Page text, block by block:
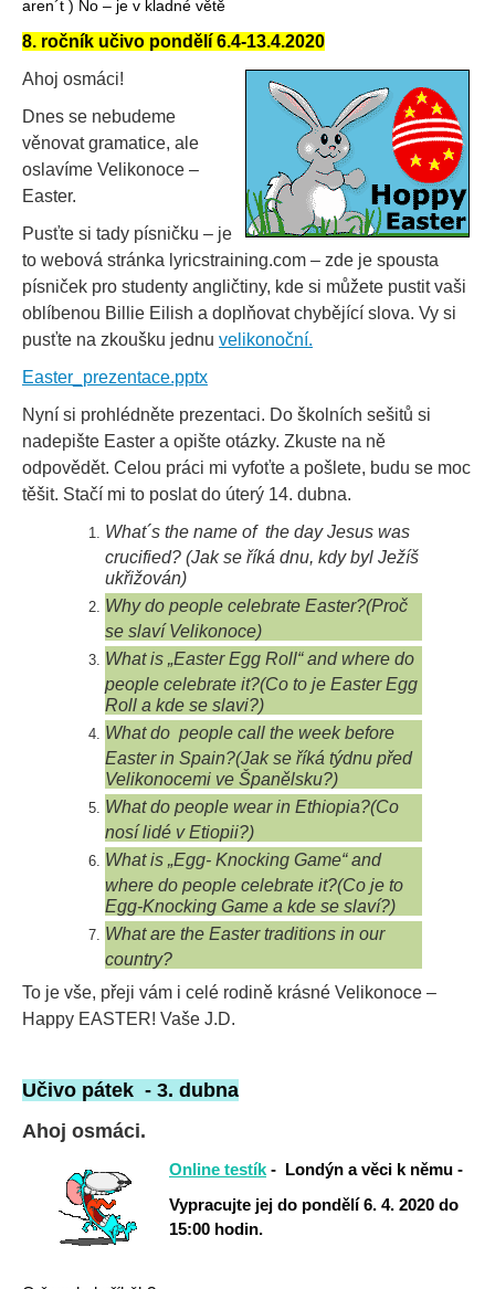
aren´t ) No – je v kladné větě
8. ročník učivo pondělí 6.4-13.4.2020
Ahoj osmáci!
Dnes se nebudeme
věnovat gramatice, ale
oslavíme Velikonoce –
Easter.
Pusťte si tady písničku – je
to webová stránka lyricstraining.com – zde je spousta
písniček pro studenty angličtiny, kde si můžete pustit vaši
oblíbenou Billie Eilish a doplňovat chybějící slova. Vy si
pusťte na zkoušku jednu velikonoční.
Easter_prezentace.pptx
Nyní si prohlédněte prezentaci. Do školních sešitů si
nadepište Easter a opište otázky. Zkuste na ně
odpovědět. Celou práci mi vyfoťte a pošlete, budu se moc
těšit. Stačí mi to poslat do úterý 14. dubna.
What´s the name of the day Jesus was
crucified? (Jak se říká dnu, kdy byl Ježíš
ukřižován)
Why do people celebrate Easter?(Proč
se slaví Velikonoce)
What is „Easter Egg Roll“ and where do
people celebrate it?(Co to je Easter Egg
Roll a kde se slavi?)
What do people call the week before
Easter in Spain?(Jak se říká týdnu před
Velikonocemi ve Španělsku?)
What do people wear in Ethiopia?(Co
nosí lidé v Etiopii?)
What is „Egg- Knocking Game“ and
where do people celebrate it?(Co je to
Egg-Knocking Game a kde se slaví?)
What are the Easter traditions in our
country?
To je vše, přeji vám i celé rodině krásné Velikonoce –
Happy EASTER! Vaše J.D.
Učivo pátek - 3. dubna
Ahoj osmáci.
Online testík - Londýn a věci k němu -
Vypracujte jej do pondělí 6. 4. 2020 do
15:00 hodin.